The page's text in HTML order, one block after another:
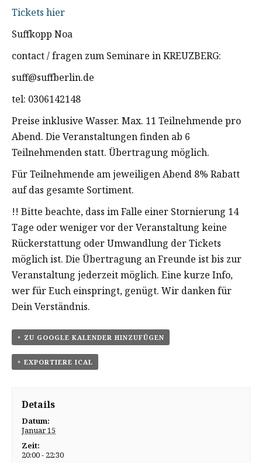
Tickets hier
Suffkopp Noa
contact / fragen zum Seminare in KREUZBERG:
suff@suffberlin.de
tel: 0306142148
Preise inklusive Wasser. Max. 11 Teilnehmende pro
Abend. Die Veranstaltungen finden ab 6
Teilnehmenden statt. Übertragung möglich.
Für Teilnehmende am jeweiligen Abend 8% Rabatt
auf das gesamte Sortiment.
!! Bitte beachte, dass im Falle einer Stornierung 14
Tage oder weniger vor der Veranstaltung keine
Rückerstattung oder Umwandlung der Tickets
möglich ist. Die Übertragung an Freunde ist bis zur
Veranstaltung jederzeit möglich. Eine kurze Info,
wer für Euch einspringt, genügt. Wir danken für
Dein Verständnis.
+ ZU GOOGLE KALENDER HINZUFÜGEN
+ EXPORTIERE ICAL
Details
Datum:
Januar 15
Zeit:
20:00 - 22:30